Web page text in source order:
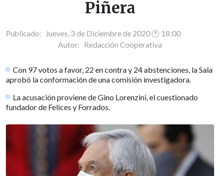
Piñera
Publicado: Jueves, 3 de Diciembre de 2020 🕐 18:00
Autor: Redacción Cooperativa
Con 97 votos a favor, 22 en contra y 24 abstenciones, la Sala
aprobó la conformación de una comisión investigadora.
La acusación proviene de Gino Lorenzini, el cuestionado
fundador de Felices y Forrados.